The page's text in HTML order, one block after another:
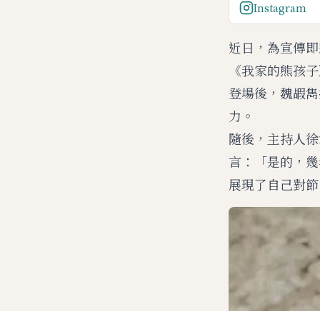
Instagram
近日，為宣傳
《我家的熊孩
登場後，魏嘏
力。
隨後，主持人
言：「是的，
展現了自己對